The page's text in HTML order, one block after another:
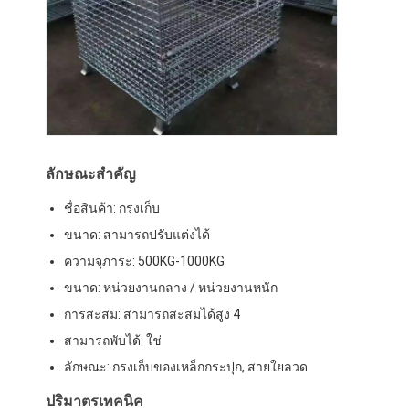
ชั้นวางจอแสดงผลซุปเปอร์มาร์เก็ต
คานเท้าแขนที่ดึง
ผลักดันการดึงกลับ
แร็คกระสวยวิทยุ
ทางเดินแคบมาก
แพลตฟอร์มโครงสร้างเหล็ก
พาเลทพลาสติก HDPE
พาเลทเหล็ก
ลักษณะสําคัญ
ชื่อสินค้า: กรงเก็บ
ขนาด: สามารถปรับแต่งได้
ความจุภาระ: 500KG-1000KG
ขนาด: หน่วยงานกลาง / หน่วยงานหนัก
การสะสม: สามารถสะสมได้สูง 4
สามารถพับได้: ใช่
ลักษณะ: กรงเก็บของเหล็กกระปุก, สายใยลวด
ปริมาตรเทคนิค